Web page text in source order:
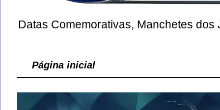
Datas Comemorativas, Manchetes
Página inicial